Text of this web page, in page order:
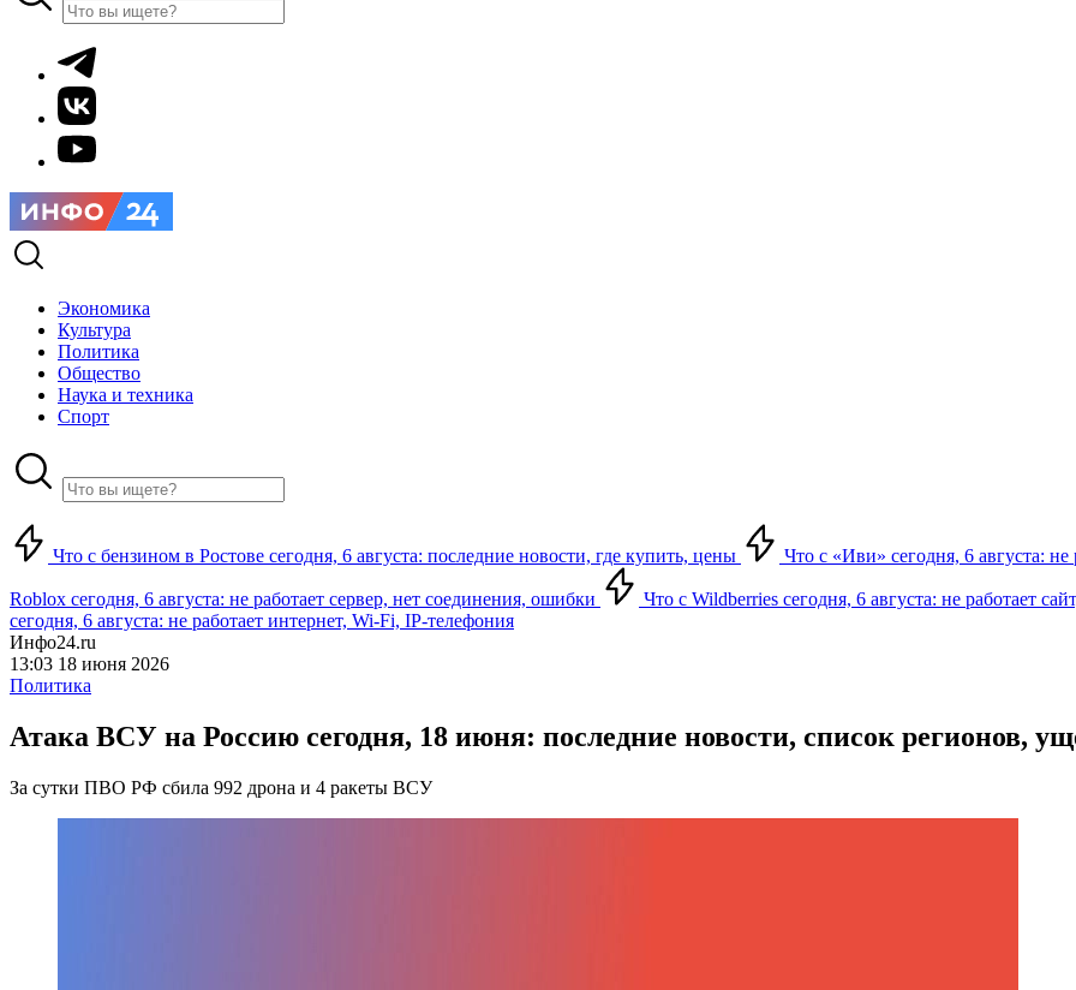
Экономика
Культура
Политика
Общество
Наука и техника
Спорт
Что с бензином в Ростове сегодня, 6 августа: последние новости, где купить, цены Что с «Иви» сегодня, 6 августа:
Roblox сегодня, 6 августа: не работает сервер, нет соединения, ошибки
Что с Wildberries сегодня, 6 августа: не работает
сегодня, 6 августа: не работает интернет, Wi-Fi, IP-телефония
Инфо24.ru
13:03 18 июня 2026
Политика
Атака ВСУ на Россию сегодня, 18 июня: последние новости, список регионов,
За сутки ПВО РФ сбила 992 дрона и 4 ракеты ВСУ